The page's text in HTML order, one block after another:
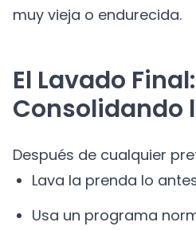
muy vieja o endurecida.
El Lavado Final:
Consolidando
Después de cualquier
Lava la prenda lo
Usa un programa